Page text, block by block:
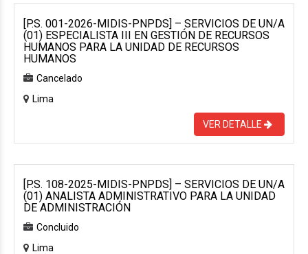
[P.S. 001-2026-MIDIS-PNPDS] – SERVICIOS DE UN/A
(01) ESPECIALISTA III EN GESTIÓN DE RECURSOS
HUMANOS PARA LA UNIDAD DE RECURSOS
HUMANOS
Cancelado
Lima
VER DETALLE
[P.S. 108-2025-MIDIS-PNPDS] – SERVICIOS DE UN/A
(01) ANALISTA ADMINISTRATIVO PARA LA UNIDAD
DE ADMINISTRACIÓN
Concluido
Lima